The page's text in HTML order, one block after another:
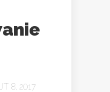
8, 2017